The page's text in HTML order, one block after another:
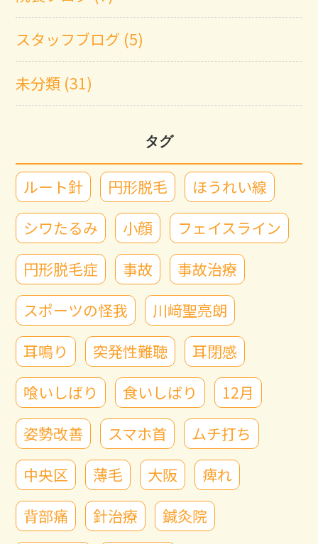
スタッフブログ (5)
未分類 (31)
タグ
ルート針 円形脱毛
ほうれい線
シワたるみ
小顔
フェイスライン
円形脱毛症
事故
事故治療
スポーツの怪我
川﨑聖亮朗
耳鳴り
突発性難聴
耳閉感
喰いしばり
食いしばり
12月
姿勢改善
スマホ首
ムチ打ち
中央区
薄毛 大阪
痺れ
背部痛
針治療
鍼灸院